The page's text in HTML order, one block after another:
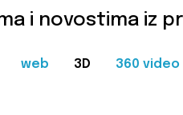
i novostima iz
web 3D 360 video